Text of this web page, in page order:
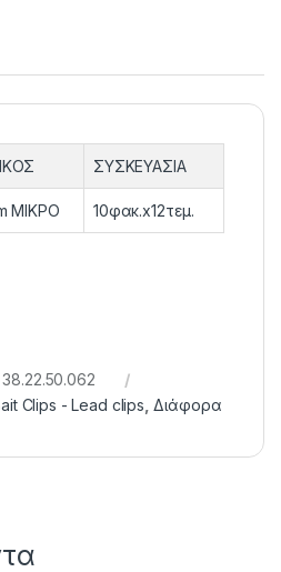
ΣΥΣΚΕΥΑΣΙΑ
ΜΙΚΡΟ 10φακ.x12τεμ.
38.22.50.062
Clips - Lead clips Διάφορα